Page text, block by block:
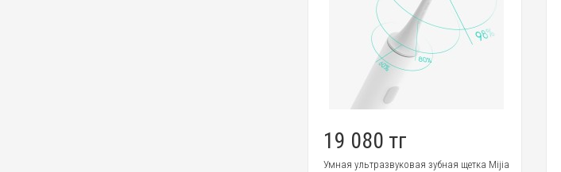
19 080 тг
Умная ультразвуковая зубная щетка Mijia